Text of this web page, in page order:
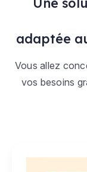
adaptée
Vous allez
vos besoins